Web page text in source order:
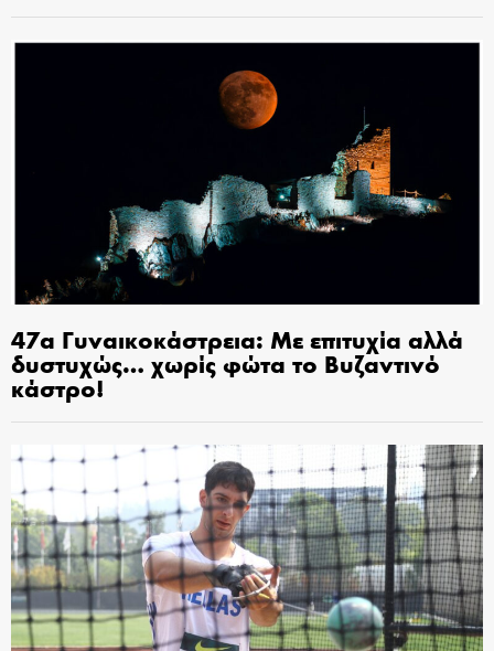
47α Γυναικοκάστρεια: Με επιτυχία αλλά
δυστυχώς… χωρίς φώτα το Βυζαντινό
κάστρο!